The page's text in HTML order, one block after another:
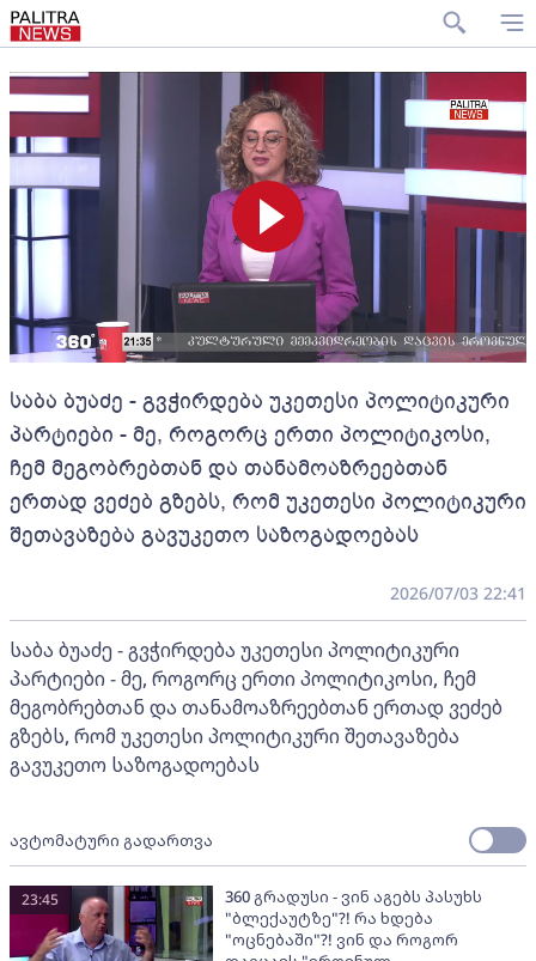
საბა ბუაძე - გვჭირდება უკეთესი პოლიტიკური
პარტიები - მე, როგორც ერთი პოლიტიკოსი,
ჩემ მეგობრებთან და თანამოაზრეებთან
ერთად ვეძებ გზებს, რომ უკეთესი პოლიტიკური
შეთავაზება გავუკეთო საზოგადოებას
2026/07/03 22:41
საბა ბუაძე - გვჭირდება უკეთესი პოლიტიკური
პარტიები - მე, როგორც ერთი პოლიტიკოსი, ჩემ
მეგობრებთან და თანამოაზრეებთან ერთად ვეძებ
გზებს, რომ უკეთესი პოლიტიკური შეთავაზება
გავუკეთო საზოგადოებას
ავტომატური გადართვა
360 გრადუსი - ვინ აგებს პასუხს
"ბლექაუტზე"?! რა ხდება
"ოცნებაში"?! ვინ და როგორ
23:45